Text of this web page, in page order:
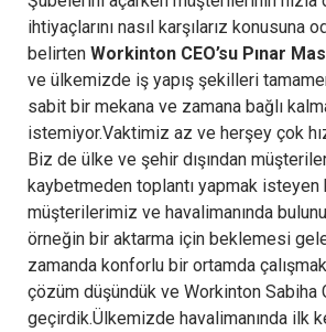
ihtiyaçlarını nasıl karşılarız konusuna
belirten Workinton CEO’su Pınar
ve ülkemizde iş yapış şekilleri
sabit bir mekana ve zamana bağlı
istemiyor.Vaktimiz az ve herşey çok
Biz de ülke ve şehir dışından
kaybetmeden toplantı yapmak isteyen
müşterilerimiz ve havalimanında
örneğin bir aktarma için beklemesi
zamanda konforlu bir ortamda
çözüm düşündük ve Workinton Sabiha
geçirdik.Ülkemizde havalimanında ilk